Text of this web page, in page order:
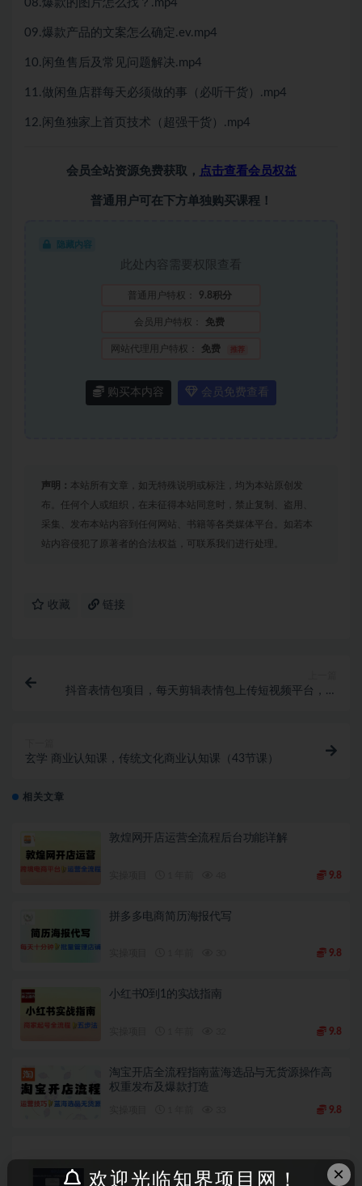
08.爆款的图片怎么找？.mp4
09.爆款产品的文案怎么确定.ev.mp4
10.闲鱼售后及常见问题解决.mp4
11.做闲鱼店群每天必须做的事（必听干货）.mp4
12.闲鱼独家上首页技术（超强干货）.mp4
会员全站资源免费获取， 点击查看会员权益
普通用户可在下方单独购买课程！
隐藏内容
此处内容需要权限查看
普通用户特权： 9.8积分
会员用户特权： 免费
网站代理用户特权： 免费 推荐
购买本内容 会员免费查看
声明： 本站所有文章，如无特殊说明或标注，均为本站原创发
布。任何个人或组织，在未征得本站同意时，禁止复制、盗用、
采集、发布本站内容到任何网站、书籍等各类媒体平台。如若本
站内容侵犯了原著者的合法权益，可联系我们进行处理。
收藏 链接
抖音表情包项目，每天剪辑表情包上传短视频平台，日
玄学 商业认知课，传统文化商业认知课（43节课）
相关文章
敦煌网开店运营全流程后台功能详解
9.8
拼多多电商简历海报代写
9.8
小红书0到1的实战指南
9.8
淘宝开店全流程指南蓝海选品与无货源操作高
权重发布及爆款打造
9.8
×
欢迎光临知界项目网！